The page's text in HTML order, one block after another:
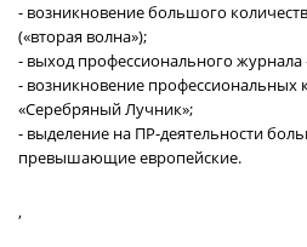
- возникновение большого
(«вторая волна»);
- выход профессионального журнала
- возникновение профессиональных
«Серебряный Лучник»;
- выделение на ПР-деятельности
превышающие европейские.
,